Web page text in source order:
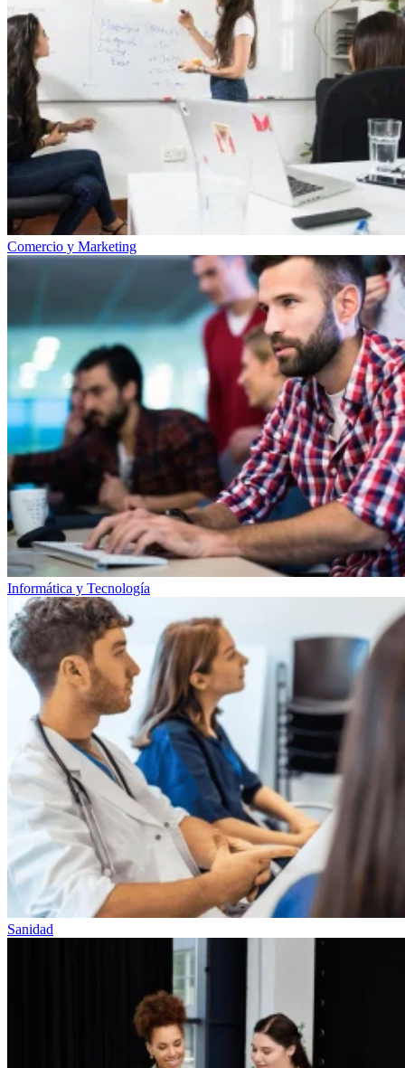
Comercio y Marketing
Informática y Tecnología
Sanidad